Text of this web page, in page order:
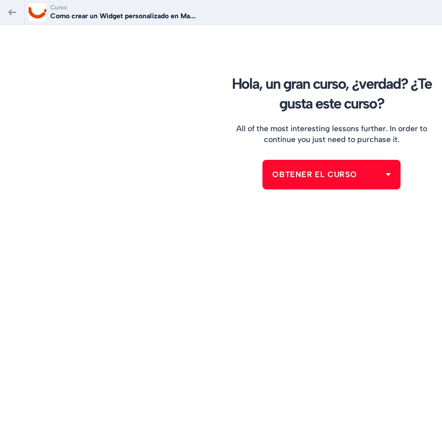
Curso:
Como crear un Widget personalizado en Ma...
Hola, un gran curso, ¿verdad? ¿Te
gusta este curso?
All of the most interesting lessons further. In order to
continue you just need to purchase it.
OBTENER EL CURSO